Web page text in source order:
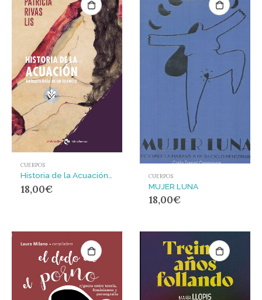
CUERPOS
Historia de la Acuación : Arqueología de un silencio
18,00€
CUERPOS
MUJER LUNA
18,00€